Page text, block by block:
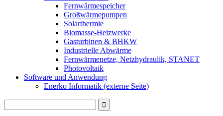
Fernwärmespeicher
Großwärmepumpen
Solarthermie
Biomasse-Heizwerke
Gasturbinen & BHKW
Industrielle Abwärme
Fernwärmenetze, Netzhydraulik, STANET
Photovoltaik
Software und Anwendung
Enerko Informatik (externe Seite)
Search
for: